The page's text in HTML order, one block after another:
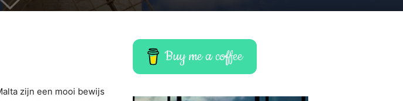
zijn een mooi bewijs
Buy me a coffee